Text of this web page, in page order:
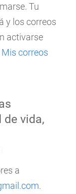
Tu
y los correos
activarse
Mis correos
de vida,
a
.